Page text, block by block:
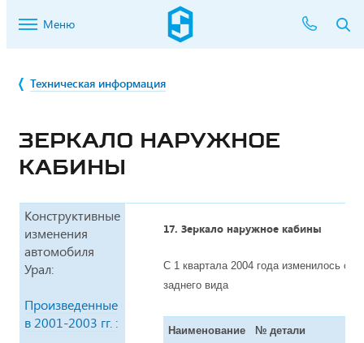
Меню
Техническая информация
ЗЕРКАЛО НАРУЖНОЕ
КАБИНЫ
Конструктивные
изменения
автомобиля
Урал:
Произведенные
в 2001-2003 гг. :
17. Зеркало наружное кабины
С 1 квартала 2004 года изменилось
заднего вида
Наименование
№ детали